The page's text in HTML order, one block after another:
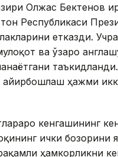
Олжас Бектенов
Республикаси
етказди.
ва ўзаро
айирбошлаш ҳажми
кенгашининг
ички
ҳамкорликни